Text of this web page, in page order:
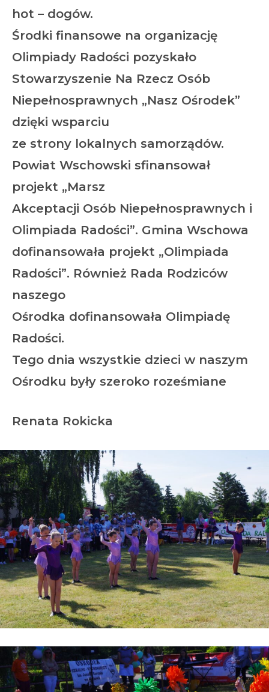
hot – dogów.
Środki finansowe na organizację
Olimpiady Radości pozyskało
Stowarzyszenie Na Rzecz Osób
Niepełnosprawnych „Nasz Ośrodek”
dzięki wsparciu
ze strony lokalnych samorządów.
Powiat Wschowski sfinansował
projekt „Marsz
Akceptacji Osób Niepełnosprawnych i
Olimpiada Radości”. Gmina Wschowa
dofinansowała projekt „Olimpiada
Radości”. Również Rada Rodziców
naszego
Ośrodka dofinansowała Olimpiadę
Radości.
Tego dnia wszystkie dzieci w naszym
Ośrodku były szeroko roześmiane
Renata Rokicka